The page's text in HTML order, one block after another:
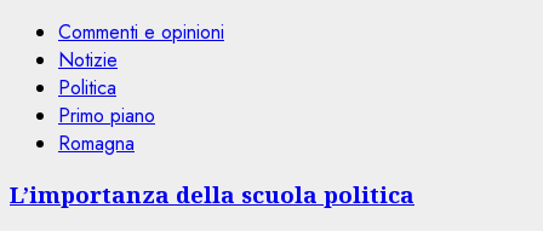
Commenti e opinioni
Notizie
Politica
Primo piano
Romagna
L’importanza della scuola politica